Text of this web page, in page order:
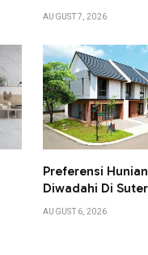
AUGUST 7, 2026
Preferensi
Diwadahi Di
AUGUST 6, 2026